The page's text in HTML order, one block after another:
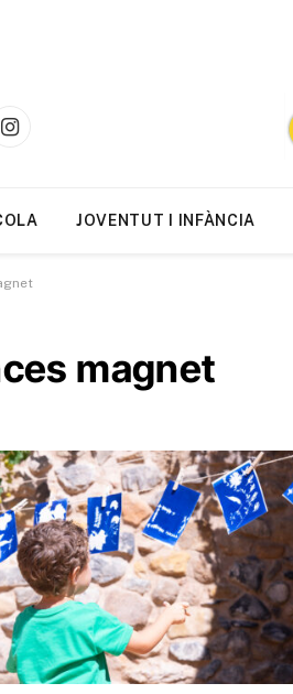
Instagram
JOVENTUT I INFÀNCIA
magnet